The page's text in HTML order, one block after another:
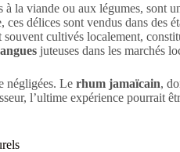
à la viande ou aux légumes, sont
délices sont vendus dans des
cultivés localement,
juteuses dans les marchés
négligées. Le rhum jamaïcain,
l’ultime expérience pourrait